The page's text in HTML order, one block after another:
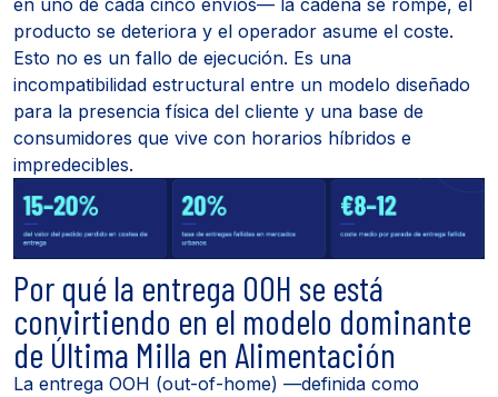
producto se deteriora y el operador asume el coste.
Esto no es un fallo de ejecución. Es una
incompatibilidad estructural entre un modelo diseñado
para la presencia física del cliente y una base de
consumidores que vive con horarios híbridos e
impredecibles.
Por qué la entrega OOH se está
convirtiendo en el modelo dominante
de Última Milla en Alimentación
La entrega OOH (out-of-home) —definida como